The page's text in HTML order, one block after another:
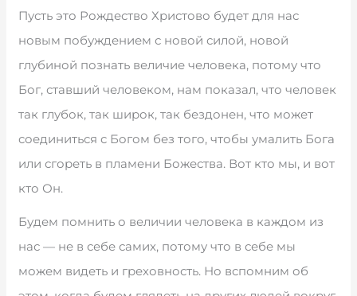
Пусть это Рождество Христово будет для нас
новым побуждением с новой силой, новой
глубиной познать величие человека, потому что
Бог, ставший человеком, нам показал, что человек
так глубок, так широк, так бездонен, что может
соединиться с Богом без того, чтобы умалить Бога
или сгореть в пламени Божества. Вот кто мы, и вот
кто Он.
Будем помнить о величии человека в каждом из
нас — не в себе самих, потому что в себе мы
можем видеть и греховность. Но вспомним об